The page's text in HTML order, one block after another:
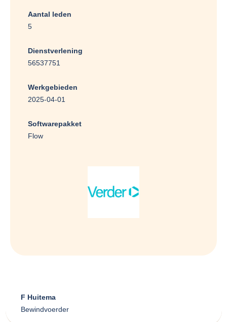
Aantal leden
5
Dienstverlening
56537751
Werkgebieden
2025-04-01
Softwarepakket
Flow
F Huitema
Bewindvoerder